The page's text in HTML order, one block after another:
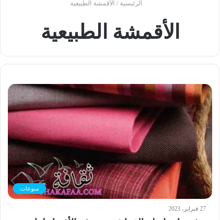
الرئيسية / الأقمشة الطبيعية
الأقمشة الطبيعية
منوعات
27 فبراير، 2023